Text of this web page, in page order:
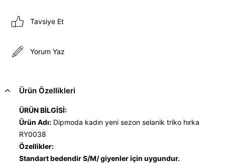
Tavsiye Et
Yorum Yaz
Ürün Özellikleri
ÜRÜN BİLGİSİ:
Ürün Adı: Dipmoda kadın yeni sezon selanik triko hırka
RY0038
Özellikler:
Standart bedendir S/M/ giyenler için uygundur.